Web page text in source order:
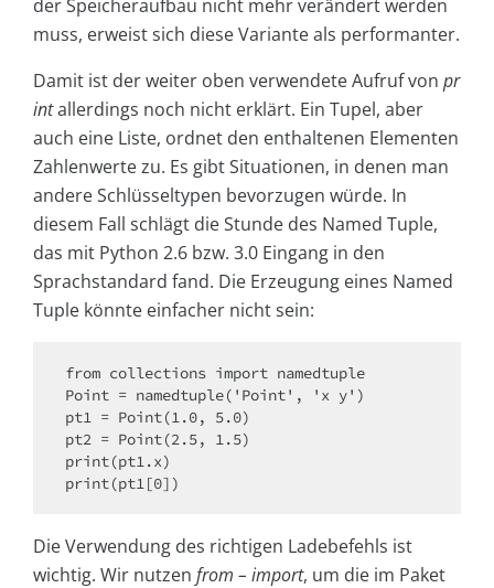
der Speicheraufbau nicht mehr verändert werden
muss, erweist sich diese Variante als performanter.
Damit ist der weiter oben verwendete Aufruf von pr
intallerdings noch nicht erklärt. Ein Tupel, aber
auch eine Liste, ordnet den enthaltenen Elementen
Zahlenwerte zu. Es gibt Situationen, in denen man
andere Schlüsseltypen bevorzugen würde. In
diesem Fall schlägt die Stunde des Named Tuple,
das mit Python 2.6 bzw. 3.0 Eingang in den
Sprachstandard fand. Die Erzeugung eines Named
Tuple könnte einfacher nicht sein:
from collections import namedtuple
Point = namedtuple('Point', 'x y')
pt1 = Point(1.0, 5.0)
pt2 = Point(2.5, 1.5)
print(pt1.x)
print(pt1[0])
Die Verwendung des richtigen Ladebefehls ist
wichtig. Wir nutzen from – import, um die im Paket